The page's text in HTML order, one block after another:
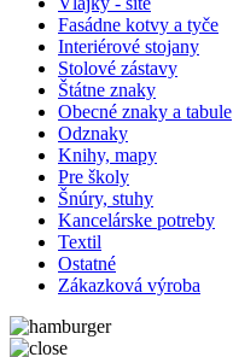
Fasádne kotvy a tyče
Interiérové stojany
Stolové zástavy
Štátne znaky
Obecné znaky a tabule
Odznaky
Knihy, mapy
Pre školy
Šnúry, stuhy
Kancelárske potreby
Textil
Ostatné
Zákazková výroba